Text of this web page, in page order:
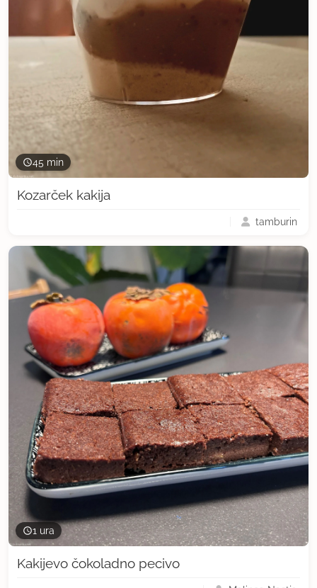
45 min
Kozarček kakija
tamburin
1 ura
Kakijevo čokoladno pecivo